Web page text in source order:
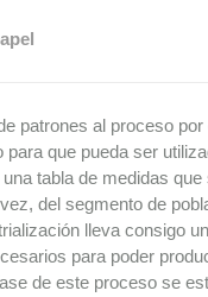
patrones al proceso
que pueda ser
tabla de medidas
del segmento de
lleva consigo
para poder
de este proceso se